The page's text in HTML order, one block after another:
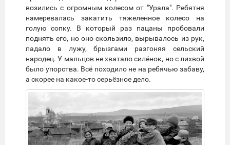
возились с огромным колесом от "Урала". Ребятня
намеревалась закатить тяжеленное колесо на
голую сопку. В который раз пацаны пробовали
поднять его, но оно скользило, вырывалось из рук,
падало в лужу, брызгами разгоняя сельский
народец. У мальцов не хватало силёнок, но с лихвой
было упорства. Всё походило не на ребячью забаву,
а скорее на какое-то серьёзное дело.